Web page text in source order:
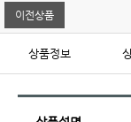
이전상품
상품정보